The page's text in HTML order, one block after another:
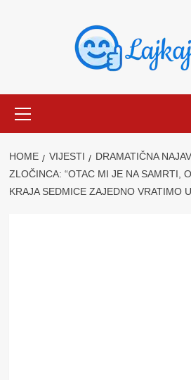
Menu
HOME VIJESTI
DRAMATIČNA
ZLOČINCA: “OTAC MI JE NA SAMRTI,
KRAJA SEDMICE ZAJEDNO VRATIMO